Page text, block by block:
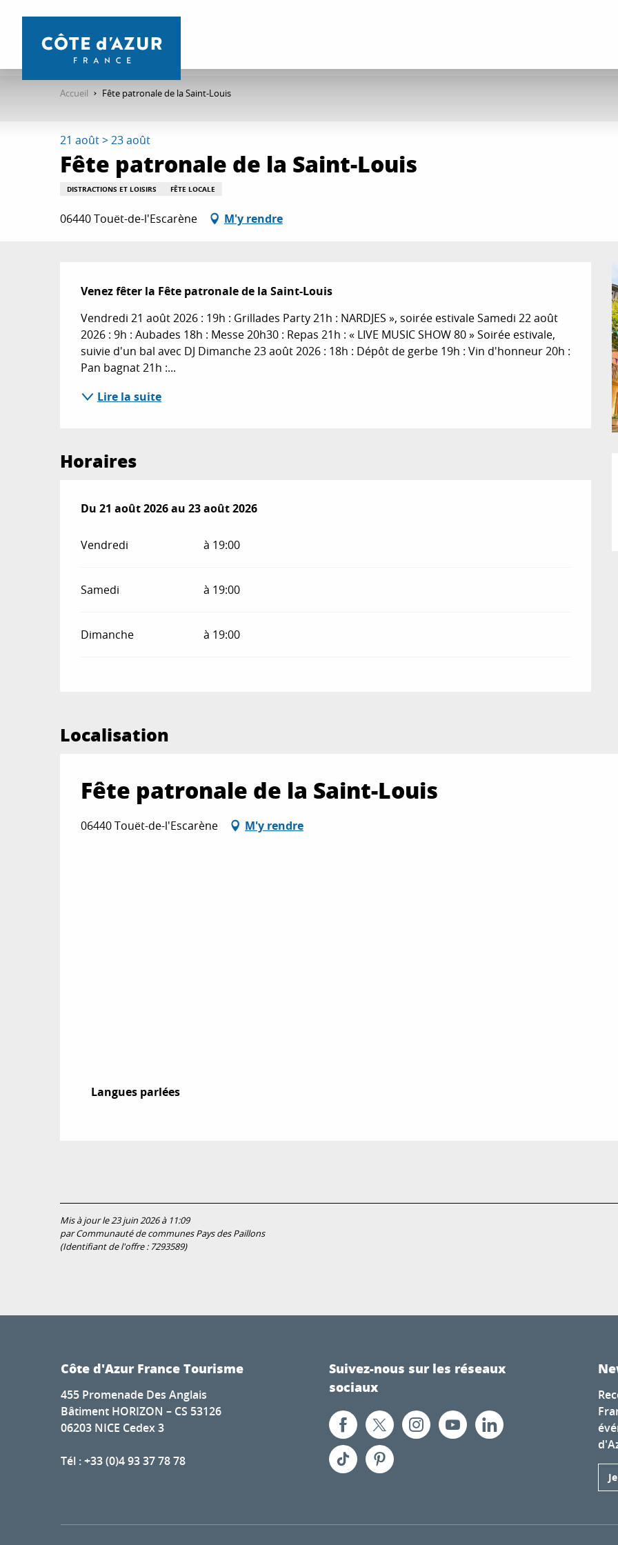
contenu
Accueil Fête patronale de la Saint-Louis
21 août > 23 août
Fête patronale de la Saint-Louis
DISTRACTIONS ET LOISIRS FÊTE LOCALE
06440 Touët-de-l'Escarène M'y rendre
Description
Venez fêter la Fête patronale de la Saint-Louis
Vendredi 21 août 2026 : 19h : Grillades Party 21h : NARDJES », soirée estivale Samedi 22 août
2026 : 9h : Aubades 18h : Messe 20h30 : Repas 21h : « LIVE MUSIC SHOW 80 » Soirée estivale,
suivie d'un bal avec DJ Dimanche 23 août 2026 : 18h : Dépôt de gerbe 19h : Vin d'honneur 20h :
Pan bagnat 21h :...
Lire la suite
Horaires
Du 21 août 2026au 23 août 2026
Du 21 août 2026au 23 août 2026
Vendredi à 19:00
Samedi à 19:00
Dimanche à 19:00
Localisation
Fête patronale de la Saint-Louis
06440 Touët-de-l'Escarène M'y rendre
Langues parlées
Langues parlées
Mis à jour le 23 juin 2026 à 11:09
par Communauté de communes Pays des Paillons
(Identifiant de l'offre : 7293589)
Côte d'Azur France Tourisme
455 Promenade Des Anglais
Bâtiment HORIZON – CS 53126
06203 NICE Cedex 3
Tél : +33 (0)4 93 37 78 78
Suivez-nous sur les réseaux
sociaux